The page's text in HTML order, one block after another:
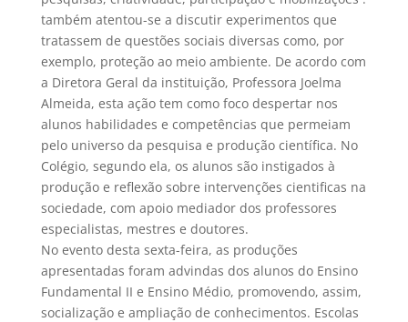
também atentou-se a discutir experimentos que
tratassem de questões sociais diversas como, por
exemplo, proteção ao meio ambiente. De acordo com
a Diretora Geral da instituição, Professora Joelma
Almeida, esta ação tem como foco despertar nos
alunos habilidades e competências que permeiam
pelo universo da pesquisa e produção científica. No
Colégio, segundo ela, os alunos são instigados à
produção e reflexão sobre intervenções cientificas na
sociedade, com apoio mediador dos professores
especialistas, mestres e doutores.
No evento desta sexta-feira, as produções
apresentadas foram advindas dos alunos do Ensino
Fundamental II e Ensino Médio, promovendo, assim,
socialização e ampliação de conhecimentos. Escolas